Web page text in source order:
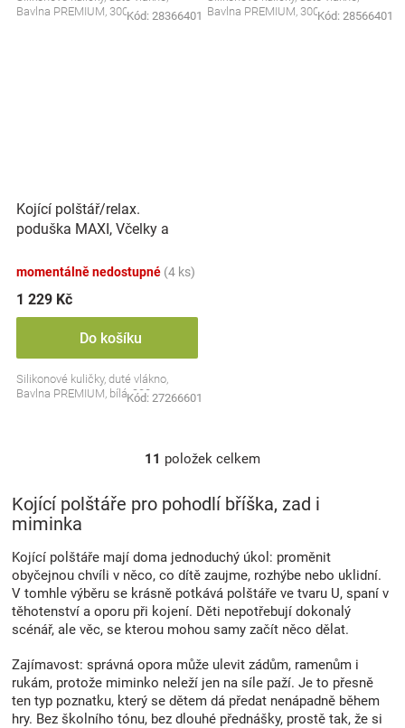
Bavlna PREMIUM, 300 cm
Kód: 28366401 Bavlna PREMIUM, 300 cm
Kód: 28566401
Kojící polštář/relax.
poduška MAXI, Včelky a
momentálně nedostupné (4 ks)
1 229 Kč
Do košíku
Silikonové kuličky, duté vlákno,
Bavlna PREMIUM, bílá, 300 cm
Kód: 27266601
O
l
a
c
í
p
r
v
y
v
ý
p
11 položek celkem
Kojící polštáře pro pohodlí bříška, zad i
miminka
Kojící polštáře mají doma jednoduchý úkol: proměnit
obyčejnou chvíli v něco, co dítě zaujme, rozhýbe nebo uklidní.
V tomhle výběru se krásně potkává polštáře ve tvaru U, spaní v
těhotenství a oporu při kojení. Děti nepotřebují dokonalý
scénář, ale věc, se kterou mohou samy začít něco dělat.
Zajímavost: správná opora může ulevit zádům, ramenům i
rukám, protože miminko neleží jen na síle paží. Je to přesně
ten typ poznatku, který se dětem dá předat nenápadně během
hry. Bez školního tónu, bez dlouhé přednášky, prostě tak, že si